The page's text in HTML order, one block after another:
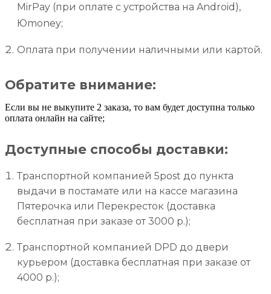
MirPay (при оплате с устройства на Android),
Юmoney;
Оплата при получении наличными или картой.
Обратите внимание:
Если вы не выкупите 2 заказа, то вам будет доступна только
оплата онлайн на сайте;
Доступные способы доставки:
Транспортной компанией 5post до пункта
выдачи в постамате или на кассе магазина
Пятерочка или Перекресток (доставка
бесплатная при заказе от 3000 р.);
Транспортной компанией DPD до двери
курьером (доставка бесплатная при заказе от
4000 р.);